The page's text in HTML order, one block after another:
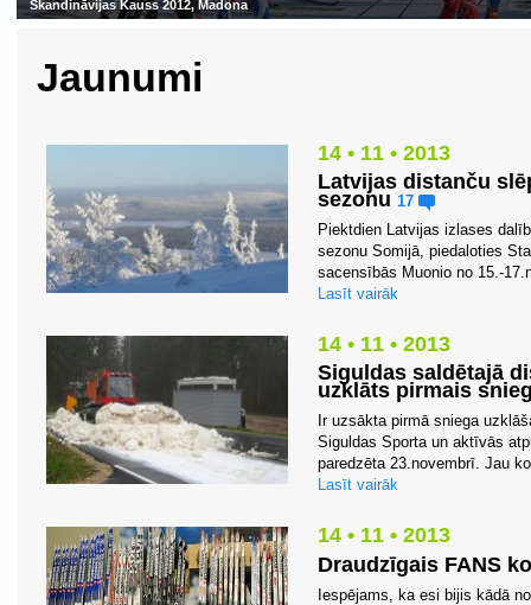
Skandināvijas Kauss 2012, Madona
Jaunumi
14 • 11 • 2013
Latvijas distanču
sezonu 17
Piektdien Latvijas izlases
sezonu Somijā, piedaloties
sacensībās Muonio no 15.-
Lasīt vairāk
14 • 11 • 2013
Siguldas saldētajā
uzklāts pirmais
Ir uzsākta pirmā sniega
Siguldas Sporta un aktīvās
paredzēta 23.novembrī. Jau
Lasīt vairāk
14 • 11 • 2013
Draudzīgais FANS
Iespējams, ka esi bijis kādā